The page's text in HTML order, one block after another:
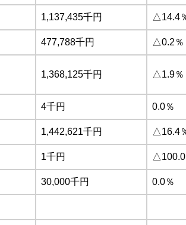
1,137,435千円 △14.4
477,788千円 △0.2％
1,368,125千円 △1.9％
4千円 0.0％
1,442,621千円 △16.4
1千円 △100.0
30,000千円 0.0％